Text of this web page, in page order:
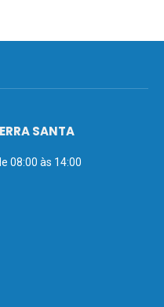
SANTA
08:00 às 14:00